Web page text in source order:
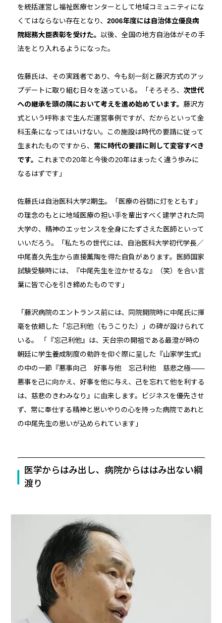
を統括運営し福祉医療センターとして地域コミュニティにな
くてはならない存在となり、 2006年度には自治体立優良病
院総務大臣表彰を受けた。 以後、全国の地方自治体がその手
法をとり入れるようになった。
佐藤氏は、その実践者であり、今も刻一刻と藤沢方式のアッ
プデートに取り組む日々を送っている。「そろそろ、 次世代
への継承を頭の隅において考えを進め始めています。 藤沢方
式という呼称まで生んだ運営事例ですが、だからといって金
科玉条になってはいけない。この施設は時代の要請に従って
生まれたものですから、 常に時代の要請に則して変容すべき
です。
これまでの20年と今後の20年はまったく違う歩みに
なるはずです」
佐藤氏は自治医科大学2期生。「医療の谷間に灯をともす」
の理念のもとに地域医療の担い手を輩出すべく建学された同
大学の、精神のエッセンスを全身にたずさえた医師といって
いいだろう。「私たちの世代には、自治医科大学初代学長／
中尾喜久先生から直接薫陶を得た自負があります。医師国家
試験受験時には、『中尾先生を泣かせるな』（笑）を合い言
葉に皆で心を引き締めたものです」
「藤沢病院のエントランス前には、同院開院時に中尾氏に揮
毫を依頼した「忘己利他（もうこりた）」の碑が設けられて
いる。 「『忘己利他』は、天台宗の開祖である最澄が時の
朝廷に学生養成制度の勅許を仰ぐ際に呈した『山家学生式』
の中の一節『悪事向己 好事与他 忘己利他 慈悲之極――
悪事を己に向かえ、好事を他に与え、己を忘れて他を利する
は、慈悲のきわみなり』に由来します。ビジネスを優先させ
ず、常に奉仕する精神と思いやりの心を持った病院であれと
の中尾先生の思いが込められています」
医学からはみ出し、病院からははみ出ない綱
渡り